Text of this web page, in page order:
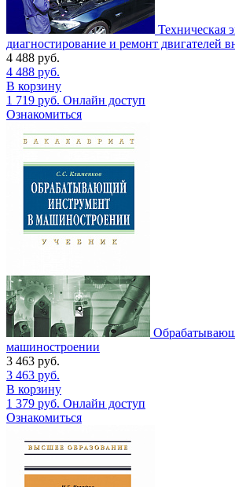
Техническая
диагностирование и ремонт двигателей
4 488 руб.
4 488 руб.
В корзину
1 719 руб. Онлайн доступ
Ознакомиться
машиностроении
3 463 руб.
3 463 руб.
В корзину
1 379 руб. Онлайн доступ
Ознакомиться